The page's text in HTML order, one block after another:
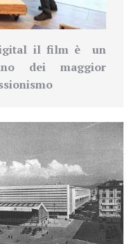
il film è un
dei maggior